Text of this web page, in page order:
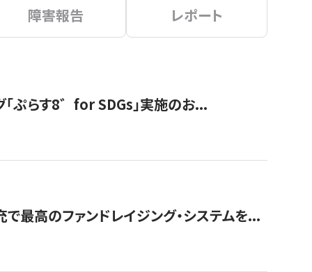
障害報告 レポート
ぷらす8゛for SDGs」実施のお...
最高のファンドレイジング・システムを...